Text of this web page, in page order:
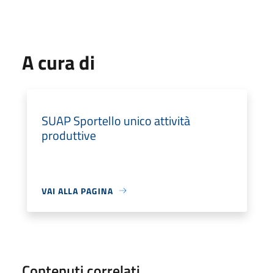
A cura di
SUAP Sportello unico attività
produttive
VAI ALLA PAGINA